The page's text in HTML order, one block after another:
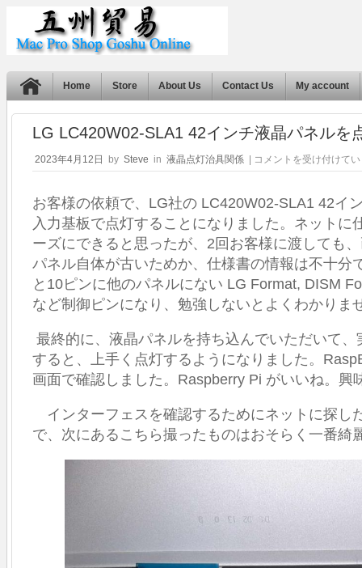
Home Store About Us Contact Us My account
LG LC420W02-SLA1 42インチ液晶パネルを
2023年4月12日 by Steve in 液晶点灯治具関係
LG
LC420W02-
42
イ
ン
チ
液
パ
ネ
を
点
灯
し
ま
し
コメントを受け付けて
お客様の依頼で、LG社の LC420W02-SLA1 42イ
入力基板で点灯することになりました。ネットに
ーズにできると思ったが、2回お客様に渡しても
パネル自体が古いためか、仕様書の情報は不十分
と10ピンに他のパネルにない LG Format, DISM
など制御ピンになり、勉強しないとよくわかりま
最終的に、液晶パネルを持ち込んでいただいて
すると、上手く点灯するようになりました。
画面で確認しました。Raspberry Pi がいいね。興
インターフェスを確認するためにネットに探し
で、次にあるこちら撮ったものはおそらく一番綺